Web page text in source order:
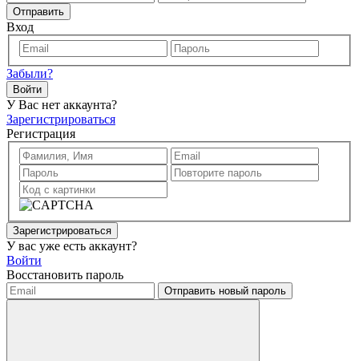
Отправить
Вход
Забыли?
Войти
У Вас нет аккаунта?
Зарегистрироваться
Регистрация
Зарегистрироваться
У вас уже есть аккаунт?
Войти
Восстановить пароль
Отправить новый пароль